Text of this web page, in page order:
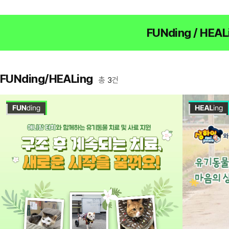
FUNding /
FUNding/HEALing 총 3건